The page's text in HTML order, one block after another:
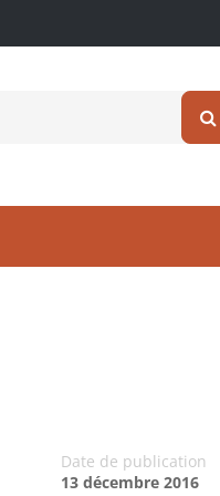
Date de publication
13 décembre 2016